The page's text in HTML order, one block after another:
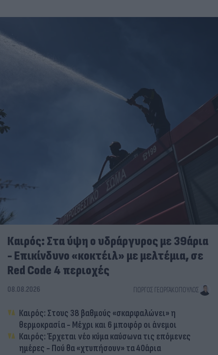
Καιρός: Στα ύψη ο υδράργυρος με 39άρια
- Επικίνδυνο «κοκτέιλ» με μελτέμια, σε
Red Code 4 περιοχές
08.08.2026 ΓΙΏΡΓΟΣ ΓΕΩΡΓΑΚΌΠΟΥΛΟΣ
Καιρός: Στους 38 βαθμούς «σκαρφαλώνει» η
θερμοκρασία - Μέχρι και 6 μποφόρ οι άνεμοι
Καιρός: Έρχεται νέο κύμα καύσωνα τις επόμενες
ημέρες - Πού θα «χτυπήσουν» τα 40άρια